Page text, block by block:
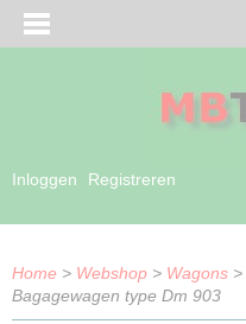
Inloggen Registreren
Home > Webshop > Wagons >
Bagagewagen type Dm 903